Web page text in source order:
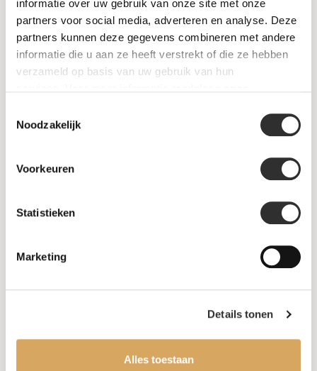
informatie over uw gebruik van onze site met onze
partners voor social media, adverteren en analyse. Deze
partners kunnen deze gegevens combineren met andere
informatie die u aan ze heeft verstrekt of die ze hebben
verzameld op basis van uw gebruik van hun
Noodzakelijk
Voorkeuren
Statistieken
Marketing
Details tonen
Alles toestaan
23O88Rdia
diamant NE424R